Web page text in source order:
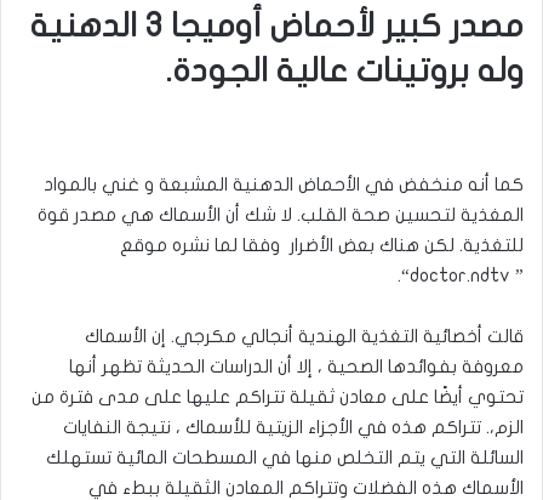
مصدر كبير لأحماض أوميجا 3 الدهنية
وله بروتينات عالية الجودة.
كما أنه منخفض في الأحماض الدهنية المشبعة و غني بالمواد
المغذية لتحسين صحة القلب. لا شك أن الأسماك هي مصدر قوة
للتغذية. لكن هناك بعض الأضرار وفقا لما نشره موقع
”
doctor.ndtv
“.
قالت أخصائية التغذية الهندية أنجالي مكرجي. إن الأسماك
معروفة بفوائدها الصحية ، إلا أن الدراسات الحديثة تظهر أنها
تحتوي أيضًا على معادن ثقيلة تتراكم عليها على مدى فترة من
الزم،. تتراكم هذه في الأجزاء الزيتية للأسماك ، نتيجة النفايات
السائلة التي يتم التخلص منها في المسطحات المائية تستهلك
الأسماك هذه الفضلات وتتراكم المعادن الثقيلة ببطء في